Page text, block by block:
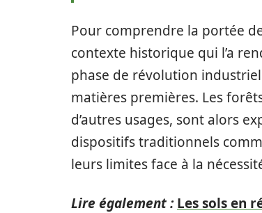
Pour comprendre la portée
contexte historique qui l’a
phase de révolution
matières premières. Les
d’autres usages, sont alors
dispositifs traditionnels
leurs limites face à la
Lire également : Les sols en